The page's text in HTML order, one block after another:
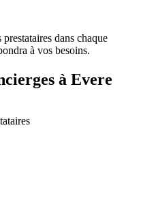
dans chaque
à vos besoins.
à Evere